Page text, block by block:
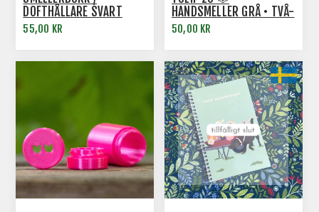
DOFTHÅLLARE SVART
55,00 KR
HANDSMELLER GRÅ • TVÅ-
I-ETT
50,00 KR